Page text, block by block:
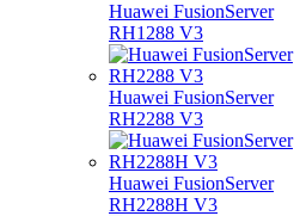
Huawei FusionServer
RH1288 V3
Huawei FusionServer
RH2288 V3
Huawei FusionServer
RH2288H V3